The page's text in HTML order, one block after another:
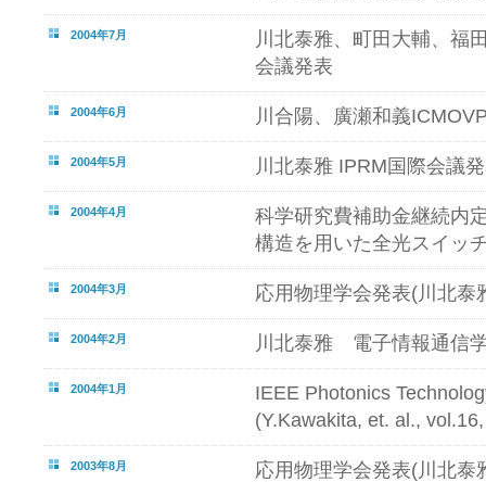
2004年7月
川北泰雅、町田大輔、福
会議発表
2004年6月 川合陽、廣瀬和義
2004年5月 川北泰雅 IPRM国際会議
2004年4月
科学研究費補助金継続内
構造を用いた全光スイッ
2004年3月 応用物理学会発表(川北泰
2004年2月 川北泰雅 電子情報通信
2004年1月
IEEE Photonics
(Y.Kawakita, et. al.,
2003年8月
応用物理学会発表(川北泰